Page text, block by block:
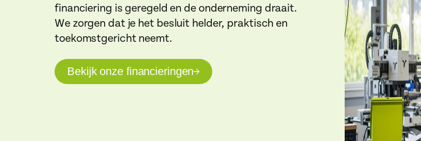
financiering is geregeld en de onderneming draait.
We zorgen dat je het besluit helder, praktisch en
toekomstgericht neemt.
Bekijk onze financieringen